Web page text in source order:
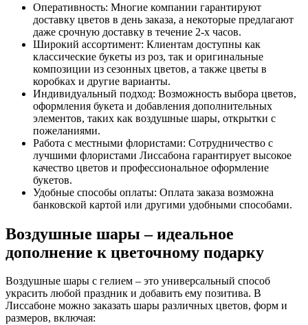
Оперативность: Многие компании гарантируют
доставку цветов в день заказа, а некоторые предлагают
даже срочную доставку в течение 2-х часов.
Широкий ассортимент: Клиентам доступны как
классические букеты из роз, так и оригинальные
композиции из сезонных цветов, а также цветы в
коробках и другие варианты.
Индивидуальный подход: Возможность выбора цветов,
оформления букета и добавления дополнительных
элементов, таких как воздушные шары, открытки с
пожеланиями.
Работа с местными флористами: Сотрудничество с
лучшими флористами Лиссабона гарантирует высокое
качество цветов и профессиональное оформление
букетов.
Удобные способы оплаты: Оплата заказа возможна
банковской картой или другими удобными способами.
Воздушные шары – идеальное
дополнение к цветочному подарку
Воздушные шары с гелием – это универсальный способ
украсить любой праздник и добавить ему позитива. В
Лиссабоне можно заказать шары различных цветов, форм и
размеров, включая: